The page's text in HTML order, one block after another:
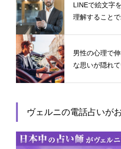
LINEで絵文字
理解すること
男性の心理で
な思いが隠れ
ヴェルニの電話占いが